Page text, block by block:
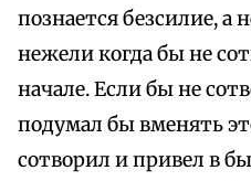
познается безсилие, а
нежели когда бы не
начале. Если бы не
подумал бы вменять
сотворил и привел в